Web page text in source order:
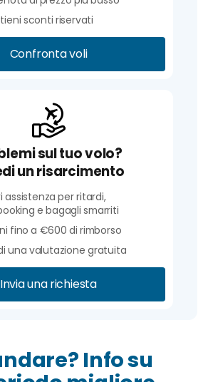
sconti riservati
Confronta voli
sul tuo volo?
un risarcimento
assistenza per ritardi,
e bagagli smarriti
fino a €600 di rimborso
una valutazione gratuita
Invia una richiesta
Info su